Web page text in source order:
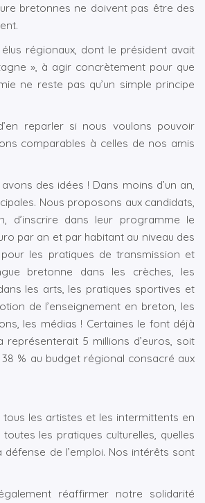
bretonnes ne doivent pas être des
régionaux, dont le président avait
», à agir concrètement pour que
ne reste pas qu’un simple principe
reparler si nous voulons pouvoir
comparables à celles de nos amis
des idées ! Dans moins d’un an,
Nous proposons aux candidats,
d’inscrire dans leur programme le
par an et par habitant au niveau des
les pratiques de transmission et
bretonne dans les crèches, les
les arts, les pratiques sportives et
de l’enseignement en breton, les
les médias ! Certaines le font déjà
représenterait 5 millions d’euros, soit
% au budget régional consacré aux
tous les artistes et les intermittents en
toutes les pratiques culturelles, quelles
défense de l’emploi. Nos intérêts sont
réaffirmer notre solidarité